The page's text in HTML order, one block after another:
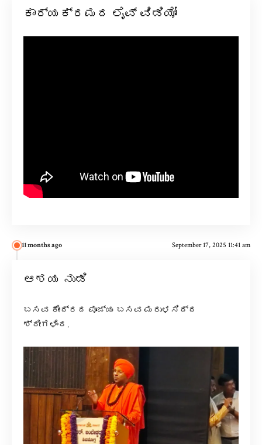
ಕಾರ್ಯಕ್ರಮದ ಲೈವ್ ವಿಡಿಯೋ
11 months ago September 17, 2025 11:41 am
ಆಶಯ ನುಡಿ
ಬಸವ ಕೇಂದ್ರದ ಪೂಜ್ಯ ಬಸವ ಮರುಳಸಿದ್ದ
ಶ್ರೀಗಳಿಂದ.